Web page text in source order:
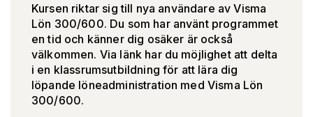
Kursen riktar sig till nya användare av Visma
Lön 300/600. Du som har använt programmet
en tid och känner dig osäker är också
välkommen. Via länk har du möjlighet att delta
i en klassrumsutbildning för att lära dig
löpande löneadministration med Visma Lön
300/600.